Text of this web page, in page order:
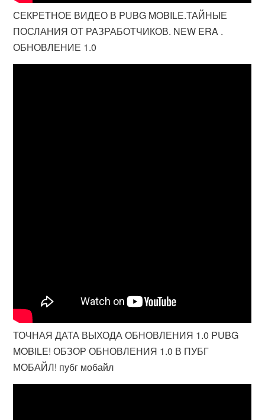
СЕКРЕТНОЕ ВИДЕО В PUBG MOBILE.ТАЙНЫЕ
ПОСЛАНИЯ ОТ РАЗРАБОТЧИКОВ. NEW ERA .
ОБНОВЛЕНИЕ 1.0
ТОЧНАЯ ДАТА ВЫХОДА ОБНОВЛЕНИЯ 1.0 PUBG
MOBILE! ОБЗОР ОБНОВЛЕНИЯ 1.0 В ПУБГ
МОБАЙЛ! пубг мобайл